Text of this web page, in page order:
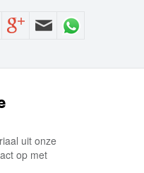
uit onze
op met